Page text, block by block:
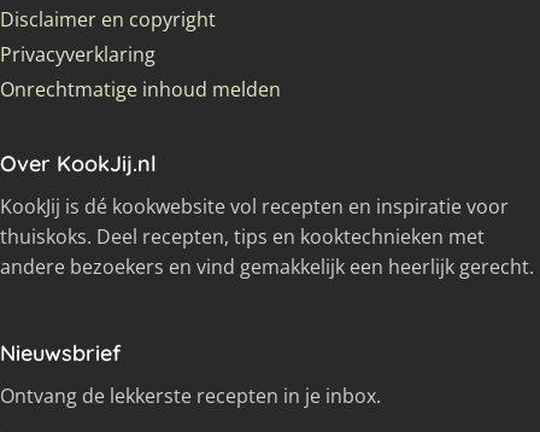
Disclaimer en copyright
Privacyverklaring
Onrechtmatige inhoud melden
Over KookJij.nl
KookJij is dé kookwebsite vol recepten en inspiratie voor
thuiskoks. Deel recepten, tips en kooktechnieken met
andere bezoekers en vind gemakkelijk een heerlijk gerecht.
Nieuwsbrief
Ontvang de lekkerste recepten in je inbox.